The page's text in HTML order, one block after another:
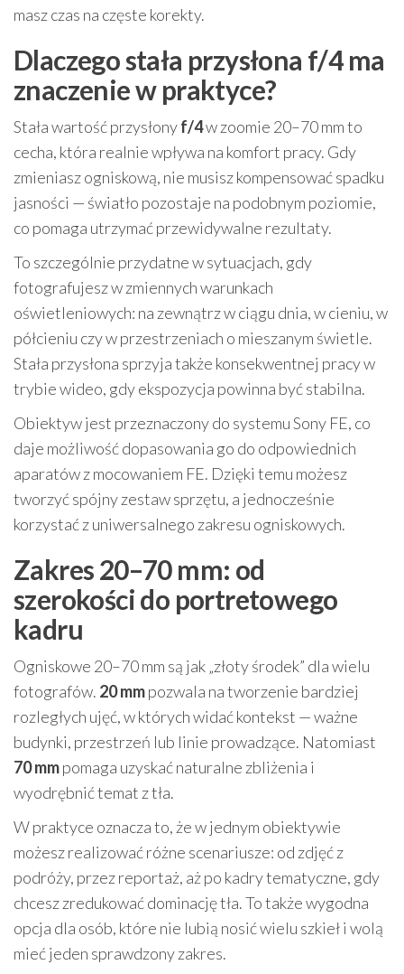
masz czas na częste korekty.
Dlaczego stała przysłona f/4 ma
znaczenie w praktyce?
Stała wartość przysłonyf/4w zoomie 20–70 mm to
cecha, która realnie wpływa na komfort pracy. Gdy
zmieniasz ogniskową, nie musisz kompensować spadku
jasności — światło pozostaje na podobnym poziomie,
co pomaga utrzymać przewidywalne rezultaty.
To szczególnie przydatne w sytuacjach, gdy
fotografujesz w zmiennych warunkach
oświetleniowych: na zewnątrz w ciągu dnia, w cieniu, w
półcieniu czy w przestrzeniach o mieszanym świetle.
Stała przysłona sprzyja także konsekwentnej pracy w
trybie wideo, gdy ekspozycja powinna być stabilna.
Obiektyw jest przeznaczony do systemu Sony FE, co
daje możliwość dopasowania go do odpowiednich
aparatów z mocowaniem FE. Dzięki temu możesz
tworzyć spójny zestaw sprzętu, a jednocześnie
korzystać z uniwersalnego zakresu ogniskowych.
Zakres 20–70 mm: od
szerokości do portretowego
kadru
Ogniskowe 20–70 mm są jak „złoty środek” dla wielu
fotografów. 20 mmpozwala na tworzenie bardziej
rozległych ujęć, w których widać kontekst — ważne
budynki, przestrzeń lub linie prowadzące. Natomiast
70 mmpomaga uzyskać naturalne zbliżenia i
wyodrębnić temat z tła.
W praktyce oznacza to, że w jednym obiektywie
możesz realizować różne scenariusze: od zdjęć z
podróży, przez reportaż, aż po kadry tematyczne, gdy
chcesz zredukować dominację tła. To także wygodna
opcja dla osób, które nie lubią nosić wielu szkieł i wolą
mieć jeden sprawdzony zakres.